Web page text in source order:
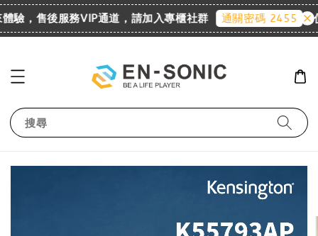
，售後服務VIP通道，請加入專櫃社群 通關密碼 2455 詢價
搜尋